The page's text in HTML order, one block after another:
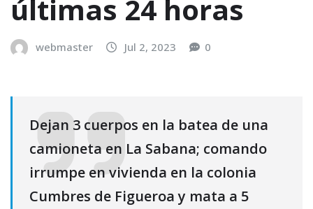
últimas 24 horas
webmaster Jul 2, 2023 0
Dejan 3 cuerpos en la batea de una
camioneta en La Sabana; comando
irrumpe en vivienda en la colonia
Cumbres de Figueroa y mata a 5